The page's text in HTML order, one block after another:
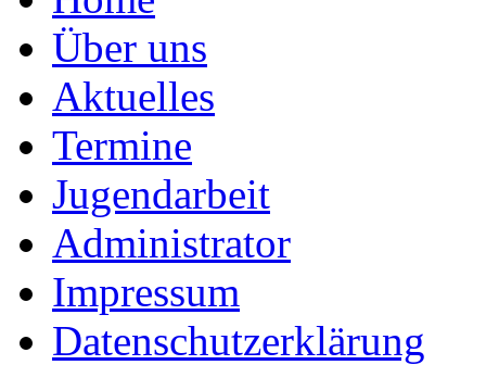
Über uns
Aktuelles
Termine
Jugendarbeit
Administrator
Impressum
Datenschutzerklärung